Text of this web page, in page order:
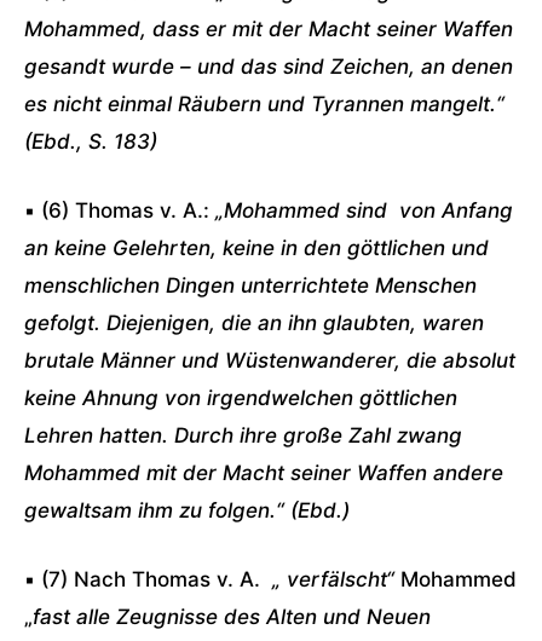
Mohammed, dass er mit der Macht seiner Waffen
gesandt wurde – und das sind Zeichen, an denen
es nicht einmal Räubern und Tyrannen mangelt.“
(Ebd., S. 183)
▪ (6) Thomas v. A.: „Mohammed sind von Anfang
an keine Gelehrten, keine in den göttlichen und
menschlichen Dingen unterrichtete Menschen
gefolgt. Diejenigen, die an ihn glaubten, waren
brutale Männer und Wüstenwanderer, die absolut
keine Ahnung von irgendwelchen göttlichen
Lehren hatten. Durch ihre große Zahl zwang
Mohammed mit der Macht seiner Waffen andere
gewaltsam ihm zu folgen.“ (Ebd.)
▪ (7) Nach Thomas v. A. „ verfälscht“Mohammed
„fast alle Zeugnisse des Alten und Neuen